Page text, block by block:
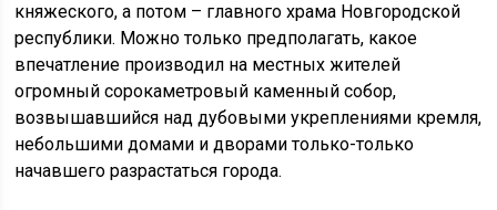
княжеского, а потом – главного храма Новгородской
республики. Можно только предполагать, какое
впечатление производил на местных жителей
огромный сорокаметровый каменный собор,
возвышавшийся над дубовыми укреплениями кремля,
небольшими домами и дворами только-только
начавшего разрастаться города.